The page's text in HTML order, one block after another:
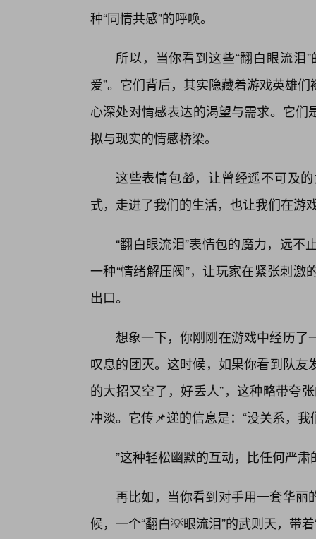
种“同情共感”的呼唤。
所以，当你看到这些“翻白眼流泪
爱”。它们背后，其实隐藏着游戏英雄
心深处对情感表达的渴望与需求。它
拟与现实的情感桥梁。
这些表情包🎁，让曾经遥不可及
式，走进了我们的生活，也让我们在游
“翻白眼流泪”表情包的魔力，远
一种“情绪解压阀”，让玩家在紧张刺
出口。
想象一下，你刚刚在游戏中经历了
叹息的团灭。这时候，如果你看到队友
的大招又空了，好丢人”，这种略带夸
冲淡。它传📌递的信息是：“没关系，
”这种轻松幽默的互动，比任何严
再比如，当你看到对手用一套华丽
候，一个“翻白💡眼流泪”的武则天，带